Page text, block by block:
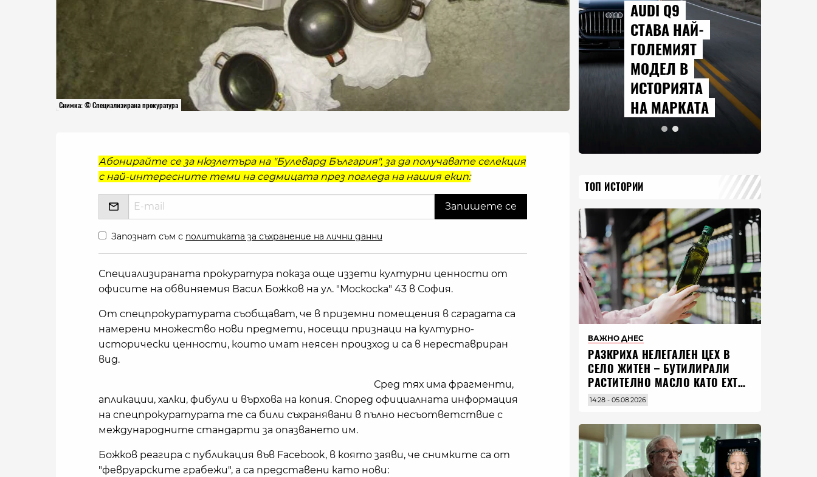
Снимка: © Специализирана прокуратура
Абонирайте се за нюзлетъра на "Булевард България", за да получавате селекция
с най-интересните теми на седмицата през погледа на нашия екип:
Запознат съм с политиката за съхранение на лични данни
Специализираната прокуратура показа още иззети културни ценности от
офисите на обвиняемия Васил Божков на ул. "Москоска" 43 в София.
От спецпрокуратурата съобщават, че в приземни помещения в сградата са
намерени множество нови предмети, носещи признаци на културно-
исторически ценности, които имат неясен произход и са в нереставриран
вид.
Сред тях има фрагменти,
апликации, халки, фибули и върхова на копия. Според официалната информация
на спецпрокуратурата те са били съхранявани в пълно несъответствие с
международните стандарти за опазването им.
Божков реагира с публикация във Facebook, в която заяви, че снимките са от
"февруарските грабежи", а са представени като нови:
AUDI Q9
СТАВА НАЙ-
ГОЛЕМИЯТ
МОДЕЛ В
ИСТОРИЯТА
НА МАРКАТА
ТОП ИСТОРИИ
ВАЖНО ДНЕС
РАЗКРИХА НЕЛЕГАЛЕН ЦЕХ В
СЕЛО ЖИТЕН – БУТИЛИРАЛИ
РАСТИТЕЛНО МАСЛО КАТО EXTRA
VIRGIN ЗЕХТИН
14:28 - 05.08.2026